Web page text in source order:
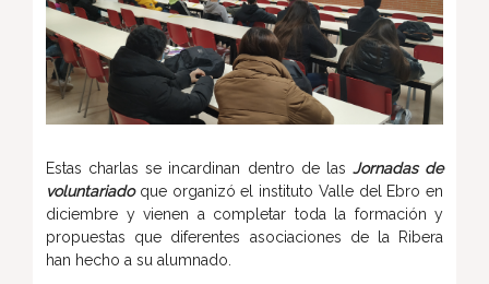
Estas charlas se incardinan dentro de las Jornadas de
voluntariadoque organizó el instituto Valle del Ebro en
diciembre y vienen a completar toda la formación y
propuestas que diferentes asociaciones de la Ribera
han hecho a su alumnado.